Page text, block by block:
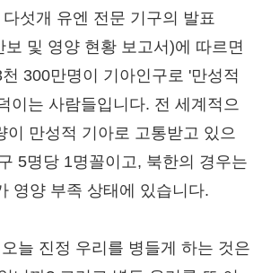
섯개 유엔 전문 기구의 발표
보 및 영양 현황 보고서)에 따르면
300만명이 기아인구로 '만성적
이는 사람들입니다. 전 세계적으
이 만성적 기아로 고통받고 있으
5명당 1명꼴이고, 북한의 경우는
영양 부족 상태에 있습니다.
늘 진정 우리를 병들게 하는 것은